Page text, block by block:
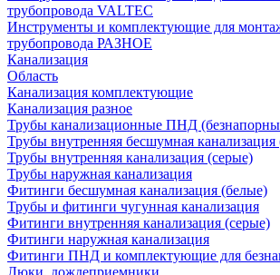
трубопровода VALTEC
Инструменты и комплектующие для
трубопровода РАЗНОЕ
Канализация
Область
Канализация комплектующие
Канализация разное
Трубы канализационные ПНД
Трубы внутренняя бесшумная канализация
Трубы внутренняя канализация (серые)
Трубы наружная канализация
Фитинги бесшумная канализация (белые)
Трубы и фитинги чугунная канализация
Фитинги внутренняя канализация (серые)
Фитинги наружная канализация
Фитинги ПНД и комплектующие для
Люки, дождеприемники